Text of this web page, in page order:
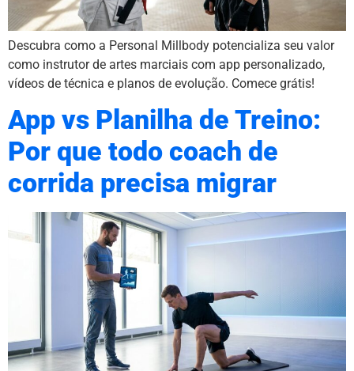
Descubra como a Personal Millbody potencializa seu valor
como instrutor de artes marciais com app personalizado,
vídeos de técnica e planos de evolução. Comece grátis!
App vs Planilha de Treino:
Por que todo coach de
corrida precisa migrar